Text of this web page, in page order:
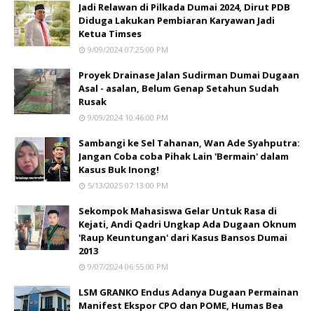
Jadi Relawan di Pilkada Dumai 2024, Dirut PDB
Diduga Lakukan Pembiaran Karyawan Jadi
Ketua Timses
9/09/2024 07:25:00 PM
Proyek Drainase Jalan Sudirman Dumai Dugaan
Asal - asalan, Belum Genap Setahun Sudah
Rusak
9/09/2024 10:46:00 PM
Sambangi ke Sel Tahanan, Wan Ade Syahputra:
Jangan Coba coba Pihak Lain 'Bermain' dalam
Kasus Buk Inong!
5/13/2025 07:13:00 PM
Sekompok Mahasiswa Gelar Untuk Rasa di
Kejati, Andi Qadri Ungkap Ada Dugaan Oknum
'Raup Keuntungan' dari Kasus Bansos Dumai
2013
9/07/2024 06:55:00 PM
LSM GRANKO Endus Adanya Dugaan Permainan
Manifest Ekspor CPO dan POME, Humas Bea